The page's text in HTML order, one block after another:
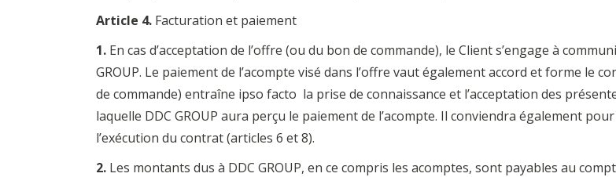
Article 4. Facturation et paiement
1. En cas d’acceptation de l’offre (ou du bon de commande), le Client s’engage à
GROUP. Le paiement de l’acompte visé dans l’offre vaut également accord et forme le
de commande) entraîne ipso facto la prise de connaissance et l’acceptation des
laquelle DDC GROUP aura perçu le paiement de l’acompte. Il conviendra également
l’exécution du contrat (articles 6 et 8).
2. Les montants dus à DDC GROUP, en ce compris les acomptes, sont payables au